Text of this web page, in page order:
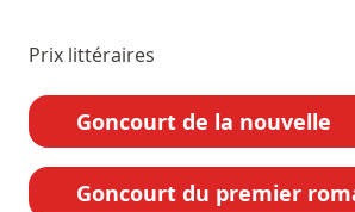
Prix littéraires
Goncourt de la nouvelle
Goncourt du premier